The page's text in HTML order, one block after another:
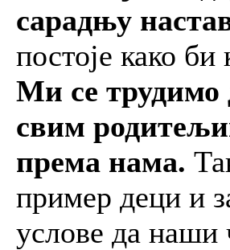
сарадњу
постоје како
Ми се трудимо
свим
према нама.
пример деци и
услове да наши